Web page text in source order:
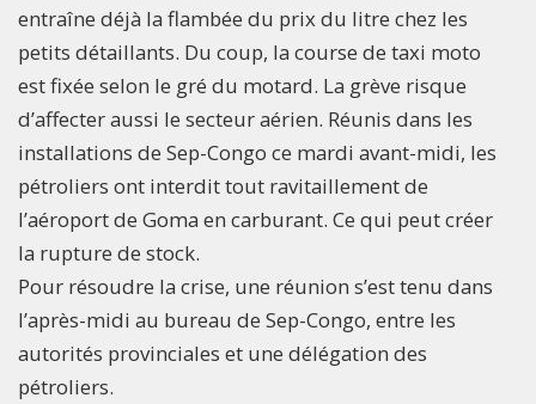
entraîne déjà la flambée du prix du litre chez les
petits détaillants. Du coup, la course de taxi moto
est fixée selon le gré du motard. La grève risque
d’affecter aussi le secteur aérien. Réunis dans les
installations de Sep-Congo ce mardi avant-midi, les
pétroliers ont interdit tout ravitaillement de
l’aéroport de Goma en carburant. Ce qui peut créer
la rupture de stock.
Pour résoudre la crise, une réunion s’est tenu dans
l’après-midi au bureau de Sep-Congo, entre les
autorités provinciales et une délégation des
pétroliers.